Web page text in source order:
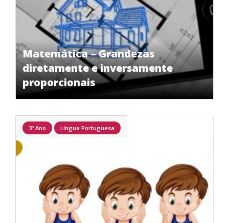
Matemática – Grandezas
diretamente e inversamente
proporcionais
3º Ano Língua Portuguesa